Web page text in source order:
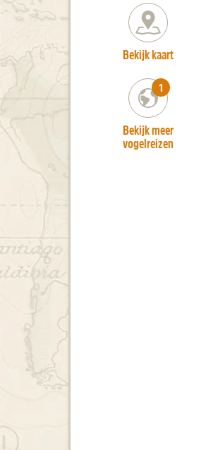
Bekijk kaart
number_of_trips:
1
Bekijk meer
vogelreizen